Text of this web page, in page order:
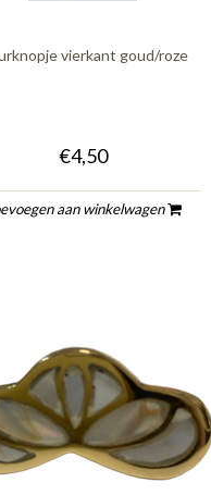
vierkant goud/roze
€4,50
aan winkelwagen